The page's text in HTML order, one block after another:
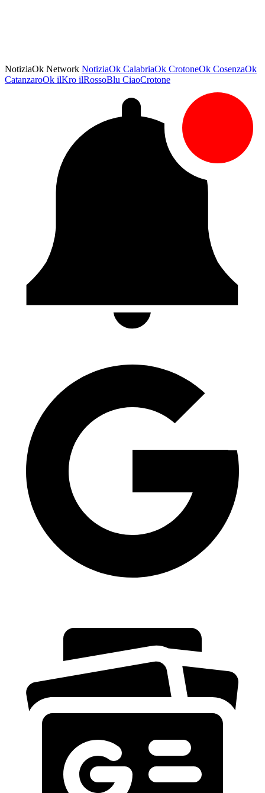
NotiziaOk Network NotiziaOk CalabriaOk CrotoneOk CosenzaOk
CatanzaroOk ilKro ilRossoBlu CiaoCrotone